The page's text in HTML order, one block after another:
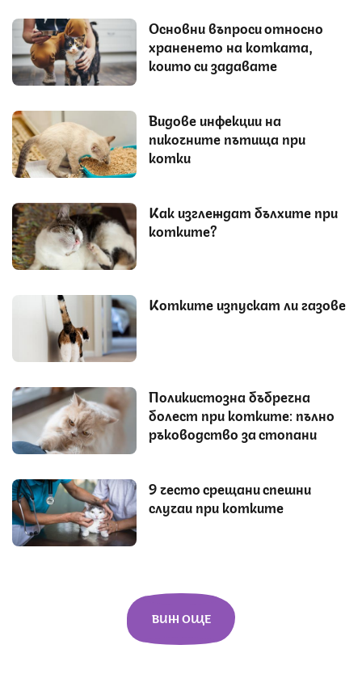
Основни въпроси относно
храненето на котката,
които си задавате
Видове инфекции на
пикочните пътища при
котки
Как изглеждат бълхите при
котките?
Котките изпускат ли газове
Поликистозна бъбречна
болест при котките: пълно
ръководство за стопани
9 често срещани спешни
случаи при котките
ВИЖ ОЩЕ